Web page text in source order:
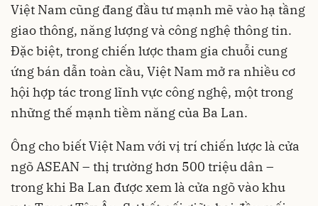
Việt Nam cũng đang đầu tư mạnh mẽ vào hạ tầng
giao thông, năng lượng và công nghệ thông tin.
Đặc biệt, trong chiến lược tham gia chuỗi cung
ứng bán dẫn toàn cầu, Việt Nam mở ra nhiều cơ
hội hợp tác trong lĩnh vực công nghệ, một trong
những thế mạnh tiềm năng của Ba Lan.
Ông cho biết Việt Nam với vị trí chiến lược là cửa
ngõ ASEAN – thị trường hơn 500 triệu dân –
trong khi Ba Lan được xem là cửa ngõ vào khu